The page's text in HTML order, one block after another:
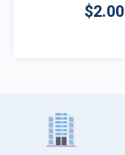
$2.00